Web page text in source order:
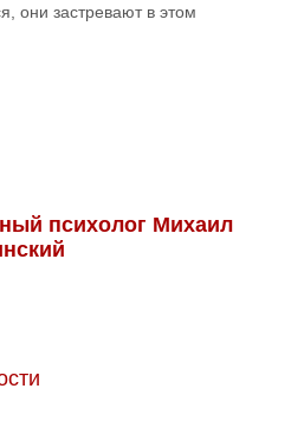
они застревают в этом
психолог Михаил